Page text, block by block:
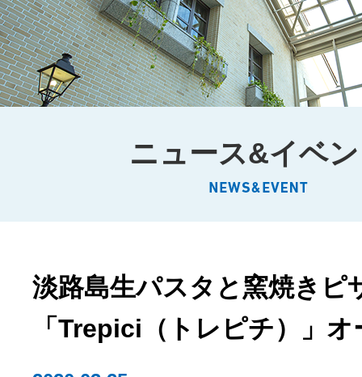
ニュース&イベ
淡路島生パスタと窯焼きピ
「Trepici（トレピチ）」